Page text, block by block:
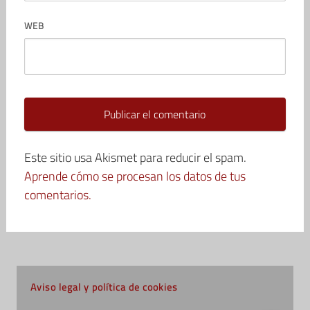
WEB
Este sitio usa Akismet para reducir el spam.
Aprende cómo se procesan los datos de tus
comentarios.
Aviso legal y política de cookies